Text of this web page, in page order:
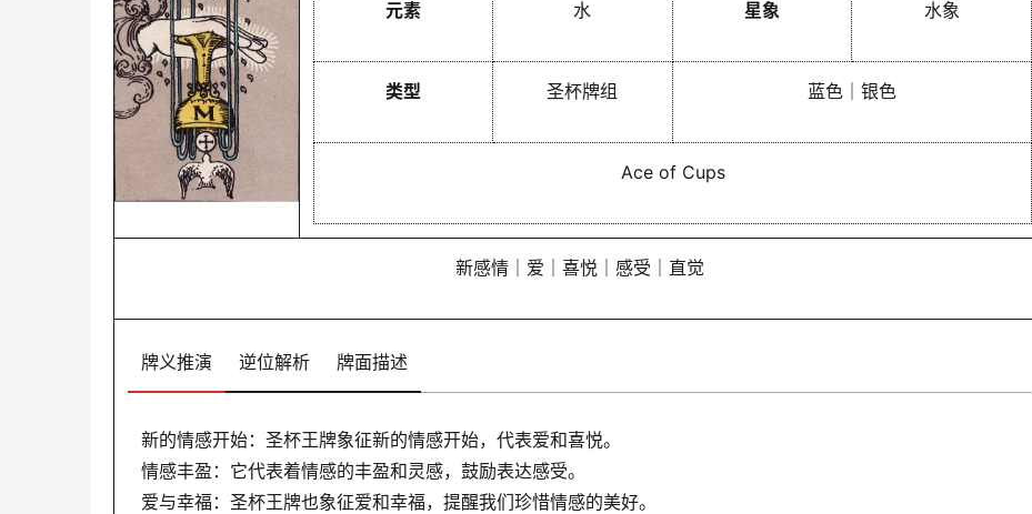
元素 水 星象 水象
类型 圣杯牌组 蓝色｜银色
Ace of Cups
新感情｜爱｜喜悦｜感受｜直觉
牌义推演 逆位解析 牌面描述
新的情感开始：圣杯王牌象征新的情感开始，代表爱和喜悦。
情感丰盈：它代表着情感的丰盈和灵感，鼓励表达感受。
爱与幸福：圣杯王牌也象征爱和幸福，提醒我们珍惜情感的美好。